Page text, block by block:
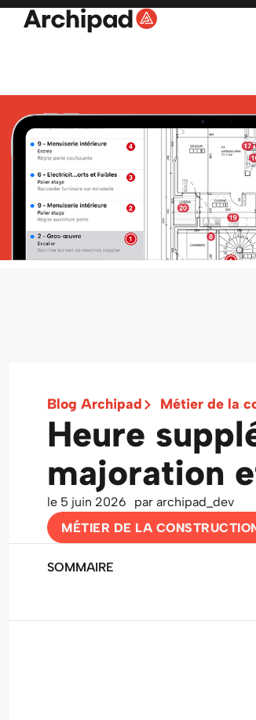
Blog Archipad Métier de la
Heure
majoration
le 5 juin 2026 par archipad_dev
MÉTIER DE LA
SOMMAIRE